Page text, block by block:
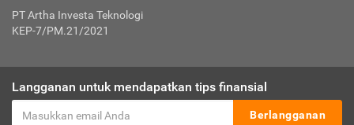
PT Artha Investa Teknologi
KEP-7/PM.21/2021
Langganan untuk mendapatkan tips finansial
Berlangganan